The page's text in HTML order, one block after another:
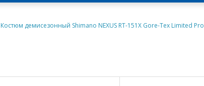
Костюм демисезонный Shimano NEXUS RT-151X Gore-Tex Limited Pro